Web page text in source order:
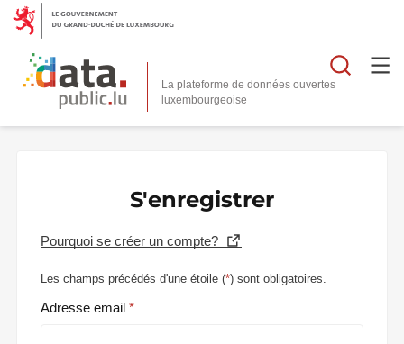
La plateforme de données ouvertes
S'enregistrer
Pourquoi se créer un compte?
Les champs précédés d'une étoile (*) sont obligatoires.
Adresse email